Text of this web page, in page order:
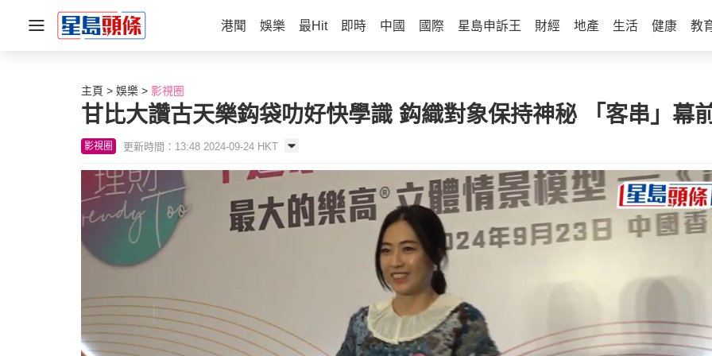
港聞 娛樂 最Hit 即時 中國 國際 星島申訴王 財經 地產 生活 健康 教
主頁 娛樂 影視圈
甘比大讚古天樂鈎袋叻好快學識 鈎織對象保持神秘 「客串」幕
影視圈 更新時間：13:48 2024-09-24 HKT